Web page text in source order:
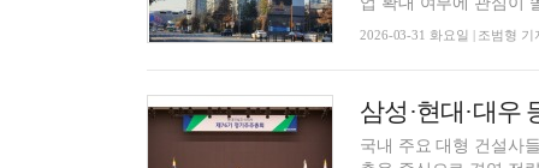
2026-03-31 화요일 | 조범형 기
국내 주요 대형 건설사